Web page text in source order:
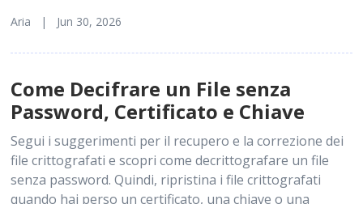
Aria | Jun 30, 2026
Come Decifrare un File senza
Password, Certificato e Chiave
Segui i suggerimenti per il recupero e la correzione dei
file crittografati e scopri come decrittografare un file
senza password. Quindi, ripristina i file crittografati
quando hai perso un certificato, una chiave o una